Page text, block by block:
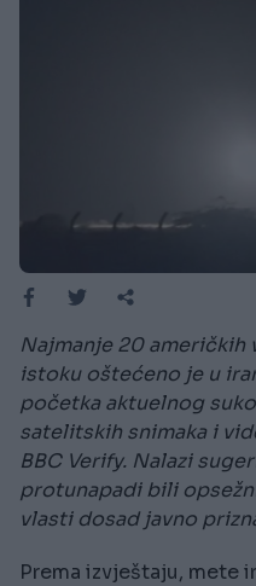
Najmanje 20 američkih
istoku oštećeno je u
početka aktuelnog
satelitskih snimaka i
BBC Verify. Nalazi
protunapadi bili
vlasti dosad javno
Prema izvještaju, mete